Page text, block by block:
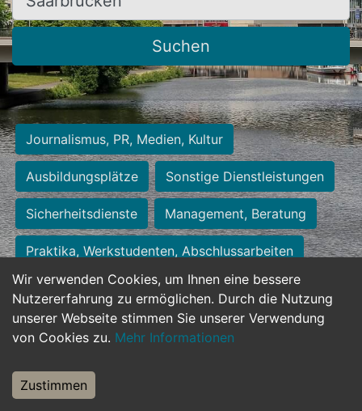
Wir verwenden Cookies, um Ihnen eine bessere
Nutzererfahrung zu ermöglichen. Durch die Nutzung
unserer Webseite stimmen Sie unserer Verwendung
von Cookies zu. Mehr Informationen
Zustimmen
Suchen
Journalismus, PR, Medien, Kultur
Ausbildungsplätze Sonstige Dienstleistungen
Sicherheitsdienste Management, Beratung
Praktika, Werkstudenten, Abschlussarbeiten
Personalwesen Assistenz, Sekretariat
Hilfskräfte, Aushilfs- und Nebenjobs
Weiterbildung, Studium, duale Ausbildung